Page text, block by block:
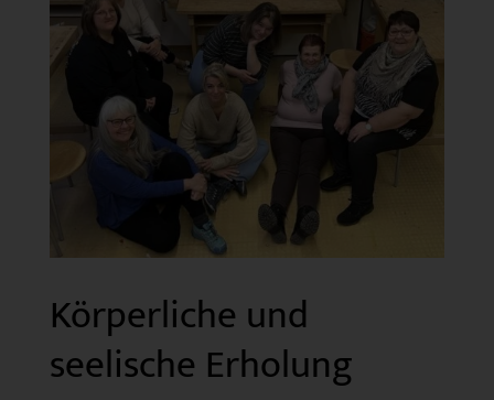
Körperliche und
seelische Erholung